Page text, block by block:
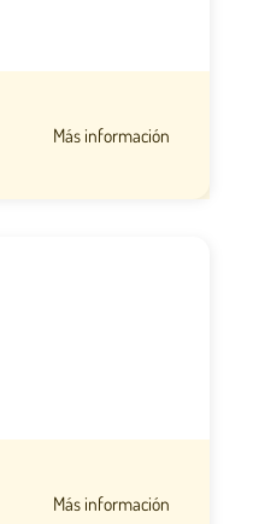
Más información
Más información